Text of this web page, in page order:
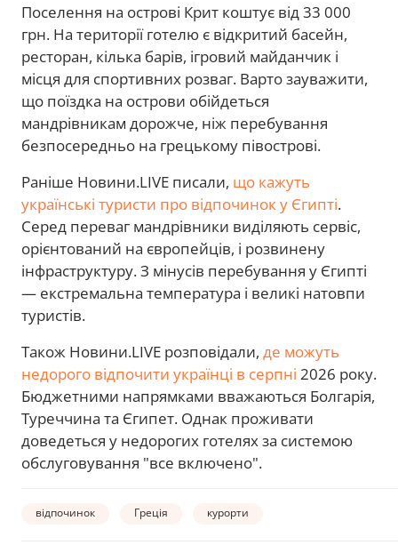
Поселення на острові Крит коштує від 33 000
грн. На території готелю є відкритий басейн,
ресторан, кілька барів, ігровий майданчик і
місця для спортивних розваг. Варто зауважити,
що поїздка на острови обійдеться
мандрівникам дорожче, ніж перебування
безпосередньо на грецькому півострові.
Раніше Новини.LIVE писали, що кажуть
українські туристи про відпочинок у Єгипті.
Серед переваг мандрівники виділяють сервіс,
орієнтований на європейців, і розвинену
інфраструктуру. З мінусів перебування у Єгипті
— екстремальна температура і великі натовпи
туристів.
Також Новини.LIVE розповідали, де можуть
недорого відпочити українці в серпні 2026 року.
Бюджетними напрямками вважаються Болгарія,
Туреччина та Єгипет. Однак проживати
доведеться у недорогих готелях за системою
обслуговування "все включено".
відпочинок Греція курорти